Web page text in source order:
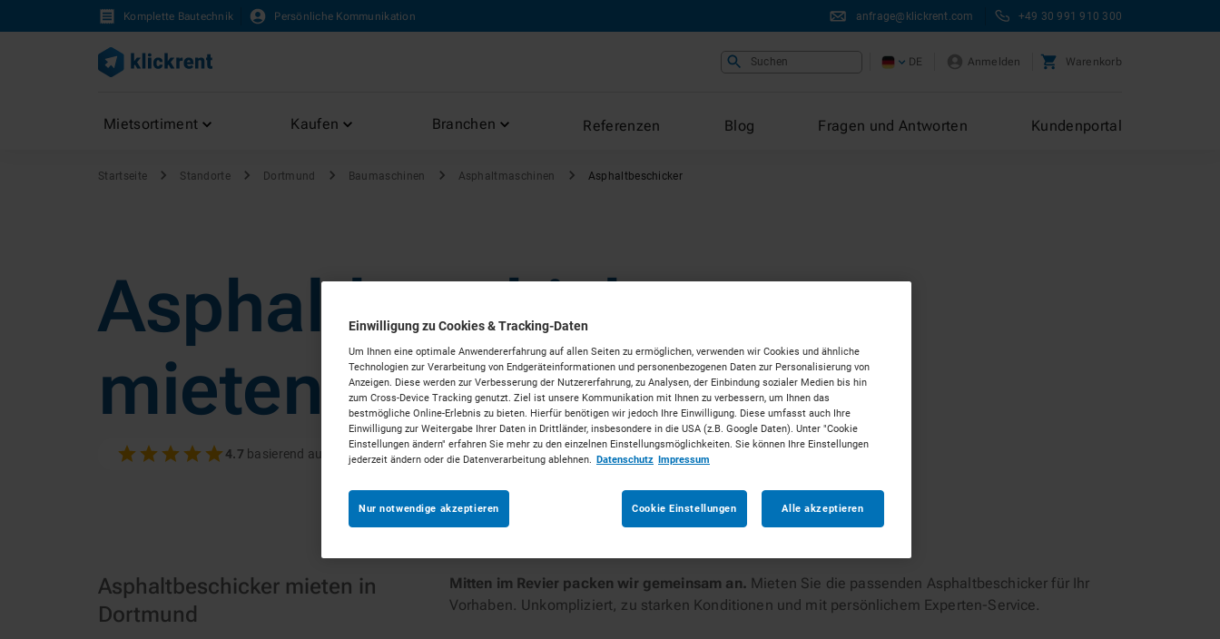
Komplette Bautechnik Persönliche Kommunikation anfrage@klickrent.com +49 30 991 910 300
Suchen DE Anmelden Warenkorb
Mietsortiment Kaufen Branchen Referenzen Blog Fragen und Antworten Kundenportal
Startseite Standorte Dortmund Baumaschinen Asphaltmaschinen Asphaltbeschicker
Asphaltbeschicker
mieten in Dortmund
4.7 basierend auf 100+ Bewertungen
Asphaltbeschicker mieten in
Dortmund
Mitten im Revier packen wir gemeinsam an. Mieten Sie die passenden Asphaltbeschicker für Ihr
Vorhaben. Unkompliziert, zu starken Konditionen und mit persönlichem Experten-Service.
Einwilligung zu Cookies & Tracking-Daten
Um Ihnen eine optimale Anwendererfahrung auf allen Seiten zu ermöglichen, verwenden wir Cookies und ähnliche
Technologien zur Verarbeitung von Endgeräteinformationen und personenbezogenen Daten zur Personalisierung von
Anzeigen. Diese werden zur Verbesserung der Nutzererfahrung, zu Analysen, der Einbindung sozialer Medien bis hin
zum Cross-Device Tracking genutzt. Ziel ist unsere Kommunikation mit Ihnen zu verbessern, um Ihnen das
bestmögliche Online-Erlebnis zu bieten. Hierfür benötigen wir jedoch Ihre Einwilligung. Diese umfasst auch Ihre
Einwilligung zur Weitergabe Ihrer Daten in Drittländer, insbesondere in die USA (z.B. Google Daten). Unter "Cookie
Einstellungen ändern" erfahren Sie mehr zu den einzelnen Einstellungsmöglichkeiten. Sie können Ihre Einstellungen
jederzeit ändern oder die Datenverarbeitung ablehnen. Datenschutz Impressum
Nur notwendige akzeptieren Alle akzeptieren
Cookie Einstellungen